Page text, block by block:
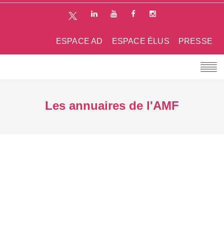
PRESSE
ESPACE ÉLUS
ESPACE AD
Les annuaires de l'AMF